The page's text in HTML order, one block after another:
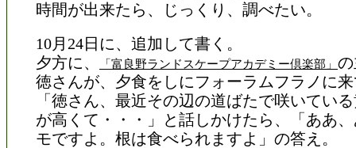
時間が出来たら、じっくり、調べたい。
10月24日に、追加して書く。
夕方に、
「富良野ランドスケープアカデミー倶楽部」
徳さんが、夕食をしにフォーラムフラノに
「徳さん、最近その辺の道ばたで咲いてい
が高くて・・・」と話しかけたら、「ああ
モですよ。根は食べられますよ」の答え。